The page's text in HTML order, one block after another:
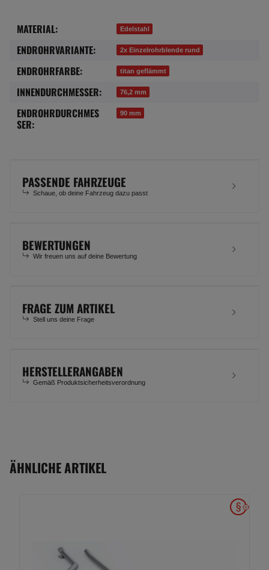
Produkteigenschaft
Wert
MATERIAL: Edelstahl
ENDROHRVARIANTE: 2x Einzelrohrblende rund
ENDROHRFARBE: titan geflämmt
INNENDURCHMESSER: 76,2 mm
ENDROHRDURCHMES
SER:
90 mm
PASSENDE FAHRZEUGE
Schaue, ob deine Fahrzeug dazu passt
BEWERTUNGEN
Wir freuen uns auf deine Bewertung
FRAGE ZUM ARTIKEL
Stell uns deine Frage
HERSTELLERANGABEN
Gemäß Produktsicherheitsverordnung
ÄHNLICHE ARTIKEL